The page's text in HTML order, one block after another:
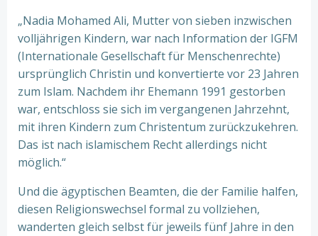
„Nadia Mohamed Ali, Mutter von sieben inzwischen
volljährigen Kindern, war nach Information der IGFM
(Internationale Gesellschaft für Menschenrechte)
ursprünglich Christin und konvertierte vor 23 Jahren
zum Islam. Nachdem ihr Ehemann 1991 gestorben
war, entschloss sie sich im vergangenen Jahrzehnt,
mit ihren Kindern zum Christentum zurückzukehren.
Das ist nach islamischem Recht allerdings nicht
möglich.“
Und die ägyptischen Beamten, die der Familie halfen,
diesen Religionswechsel formal zu vollziehen,
wanderten gleich selbst für jeweils fünf Jahre in den